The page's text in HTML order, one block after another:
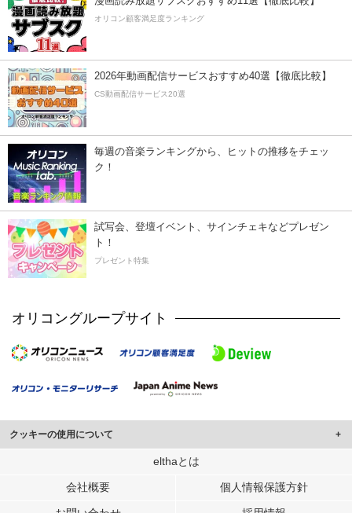
オリコン顧客満足度ランキング
2026年動画配信サービスおすすめ40選【徹底比較】
CS動画配信サービス20選
毎週の音楽ランキングから、ヒットの推移をチェッ
ク！
試写会、登壇イベント、サインチェキなどプレゼン
ト！
プレゼント特集
オリコングループサイト
クッキーの使用について
このサイトでは Cookie を使用して、ユーザーに合わせたコンテンツや広告の
行っています。
elthaとは
会社概要 個人情報保護方針